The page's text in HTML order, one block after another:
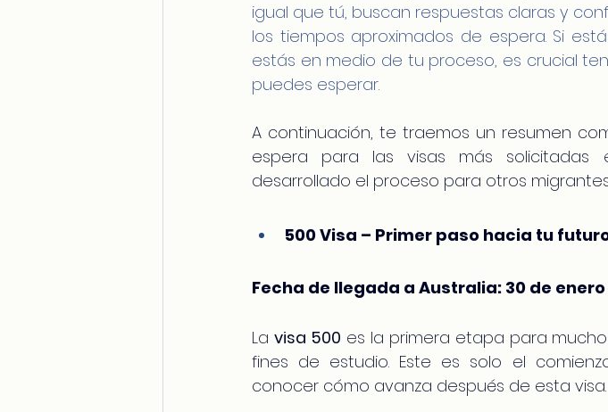
igual que tú, buscan respuestas claras y
los tiempos aproximados de espera. Si
estás en medio de tu proceso, es crucial
puedes esperar.
A continuación, te traemos un resumen
espera para las visas más solicitadas
desarrollado el proceso para otros
500 Visa – Primer paso hacia tu
Fecha de llegada a Australia: 30 de enero
La visa 500 es la primera etapa para
fines de estudio. Este es solo el
conocer cómo avanza después de esta visa.